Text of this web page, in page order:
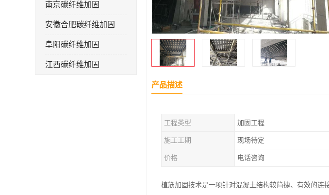
南京碳纤维加固
安徽合肥碳纤维加固
阜阳碳纤维加固
江西碳纤维加固
产品描述
工程类型 加固工程
施工工期 现场待定
价格 电话咨询
植筋加固技术是一项针对混凝土结构较简捷、有效的